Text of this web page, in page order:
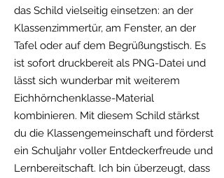
das Schild vielseitig einsetzen: an der
Klassenzimmertür, am Fenster, an der
Tafel oder auf dem Begrüßungstisch. Es
ist sofort druckbereit als PNG-Datei und
lässt sich wunderbar mit weiterem
Eichhörnchenklasse-Material
kombinieren. Mit diesem Schild stärkst
du die Klassengemeinschaft und förderst
ein Schuljahr voller Entdeckerfreude und
Lernbereitschaft. Ich bin überzeugt, dass